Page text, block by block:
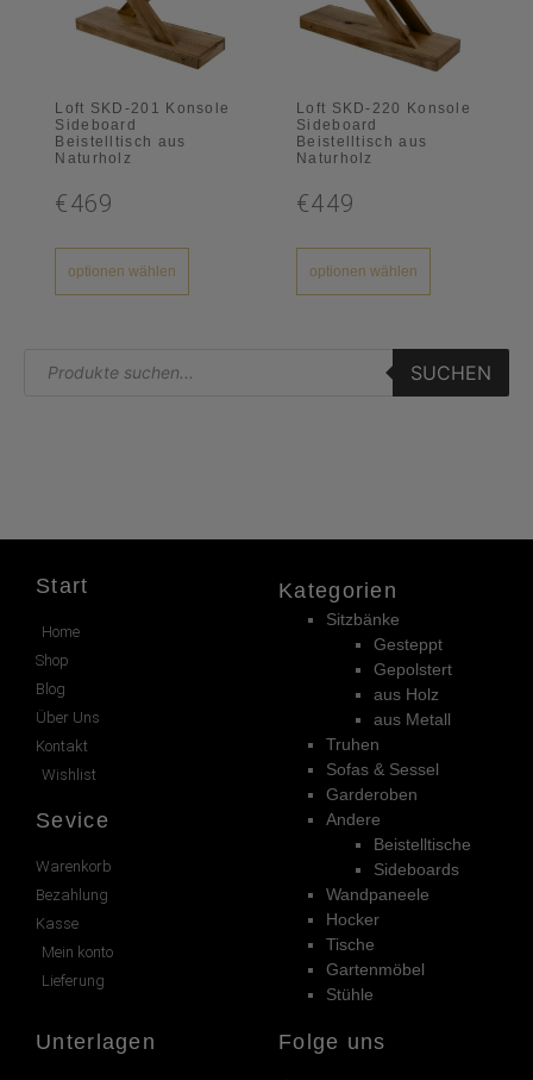
Loft SKD-201 Konsole
Sideboard
Beistelltisch aus
Naturholz
€469
optionen wählen
Loft SKD-220 Konsole
Sideboard
Beistelltisch aus
Naturholz
€449
optionen wählen
SUCHEN
Start
Home
Shop
Blog
Über Uns
Kontakt
Wishlist
Sevice
Warenkorb
Bezahlung
Kasse
Mein konto
Lieferung
Kategorien
Sitzbänke
Gesteppt
Gepolstert
aus Holz
aus Metall
Truhen
Sofas & Sessel
Garderoben
Andere
Beistelltische
Sideboards
Wandpaneele
Hocker
Tische
Gartenmöbel
Stühle
Unterlagen Folge uns